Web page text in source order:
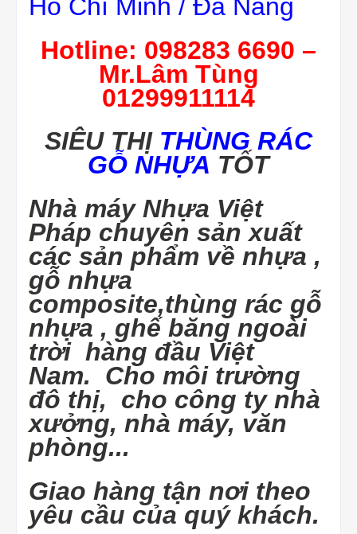
Hồ Chí Minh / Đà Nẵng
Hotline: 098283 6690 –
Mr.Lâm Tùng
01299911114
SIÊU THỊ THÙNG RÁC
GỖ NHỰA TỐT
Nhà máy Nhựa Việt
Pháp chuyên sản xuất
các sản phẩm về nhựa ,
gỗ nhựa
composite,thùng rác gỗ
nhựa , ghế băng ngoài
trời hàng đầu Việt
Nam. Cho môi trường
đô thị, cho công ty nhà
xưởng, nhà máy, văn
phòng...
Giao hàng tận nơi theo
yêu cầu của quý khách.